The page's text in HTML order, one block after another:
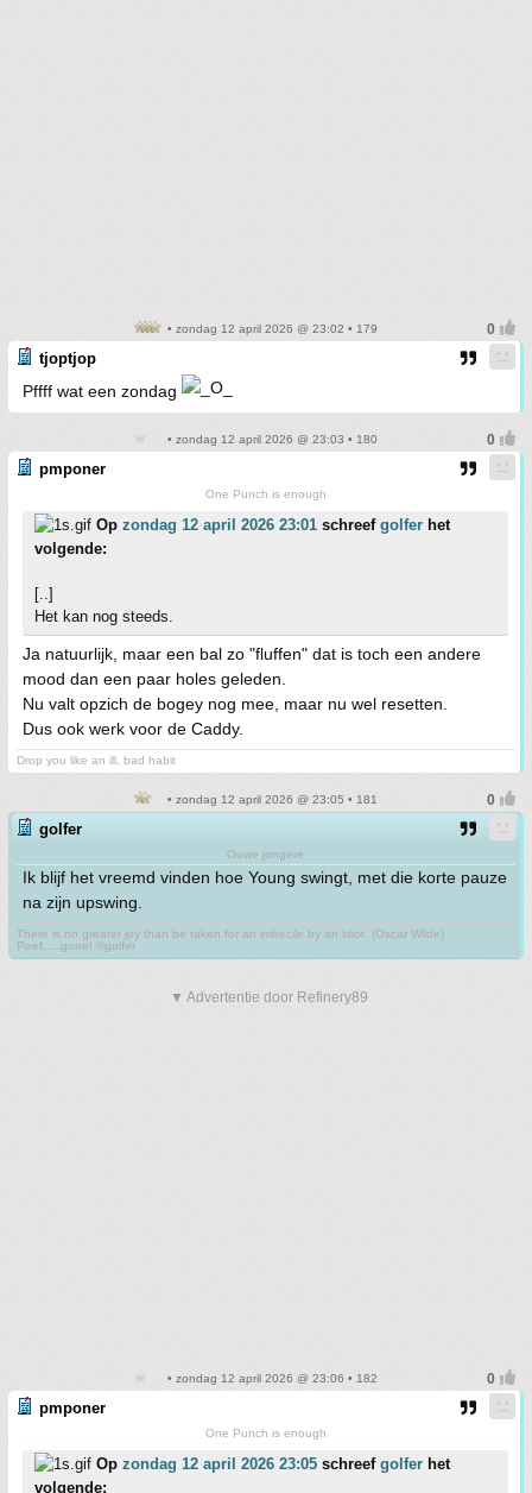
• zondag 12 april 2026 @ 23:02 • 179
tjoptjop
Pffff wat een zondag
• zondag 12 april 2026 @ 23:03 • 180
pmponer
One Punch is enough
Op zondag 12 april 2026 23:01 schreef golfer het
volgende:
[..]
Het kan nog steeds.
Ja natuurlijk, maar een bal zo "fluffen" dat is toch een andere
mood dan een paar holes geleden.
Nu valt opzich de bogey nog mee, maar nu wel resetten.
Dus ook werk voor de Caddy.
Drop you like an ill, bad habit
• zondag 12 april 2026 @ 23:05 • 181
golfer
Ouwe jongere
Ik blijf het vreemd vinden hoe Young swingt, met die korte pauze
na zijn upswing.
There is no greater joy than be taken for an imbecile by an idiot. (Oscar Wilde)
Poef.....gone! ©golfer
▼ Advertentie door Refinery89
• zondag 12 april 2026 @ 23:06 • 182
pmponer
One Punch is enough
Op zondag 12 april 2026 23:05 schreef golfer het
volgende: